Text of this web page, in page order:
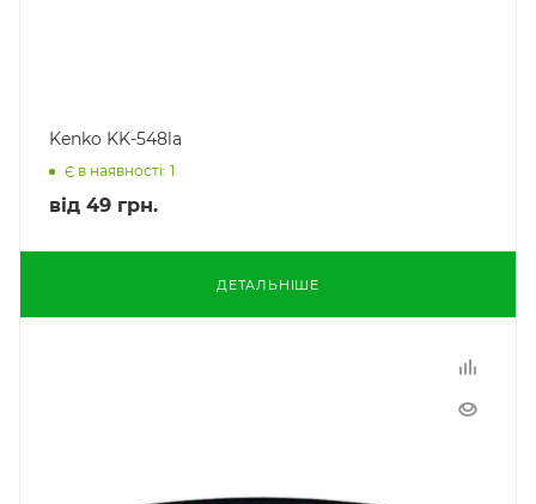
Kenko KK-548la
Є в наявності: 1
від 49 грн.
ДЕТАЛЬНІШЕ